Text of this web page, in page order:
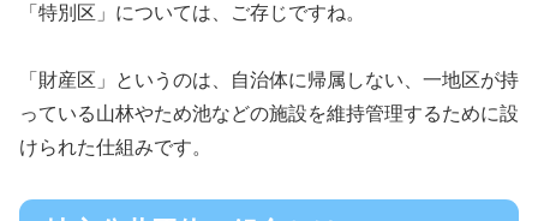
「特別区」については、ご存じですね。
「財産区」というのは、自治体に帰属しない、一地区が持
っている山林やため池などの施設を維持管理するために設
けられた仕組みです。